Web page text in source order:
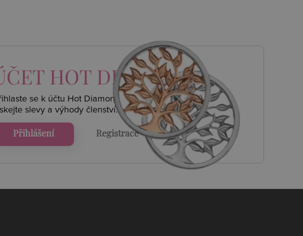
HOT DIAMONDS
se k účtu Hot Diamonds a
slevy a výhody členství.
Přihlášení Registrace